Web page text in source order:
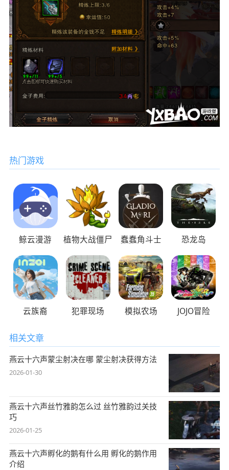
热门游戏
鲸云漫游 植物大战僵尸 蠢蠢角斗士 恐龙岛
云族裔 犯罪现场 模拟农场 JOJO冒险
相关文章
燕云十六声蒙尘射决在哪 蒙尘射决获得方法
2026-01-30
燕云十六声丝竹雅韵怎么过 丝竹雅韵过关技
巧
2026-01-25
燕云十六声孵化的鹅有什么用 孵化的鹅作用
介绍